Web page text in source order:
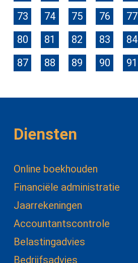
73
74 75 76 77
80
81 82 83 84
87
88 89 90 91
Diensten
Online boekhouden
Financiële administratie
Jaarrekeningen
Accountantscontrole
Belastingadvies
Bedrijfsadvies